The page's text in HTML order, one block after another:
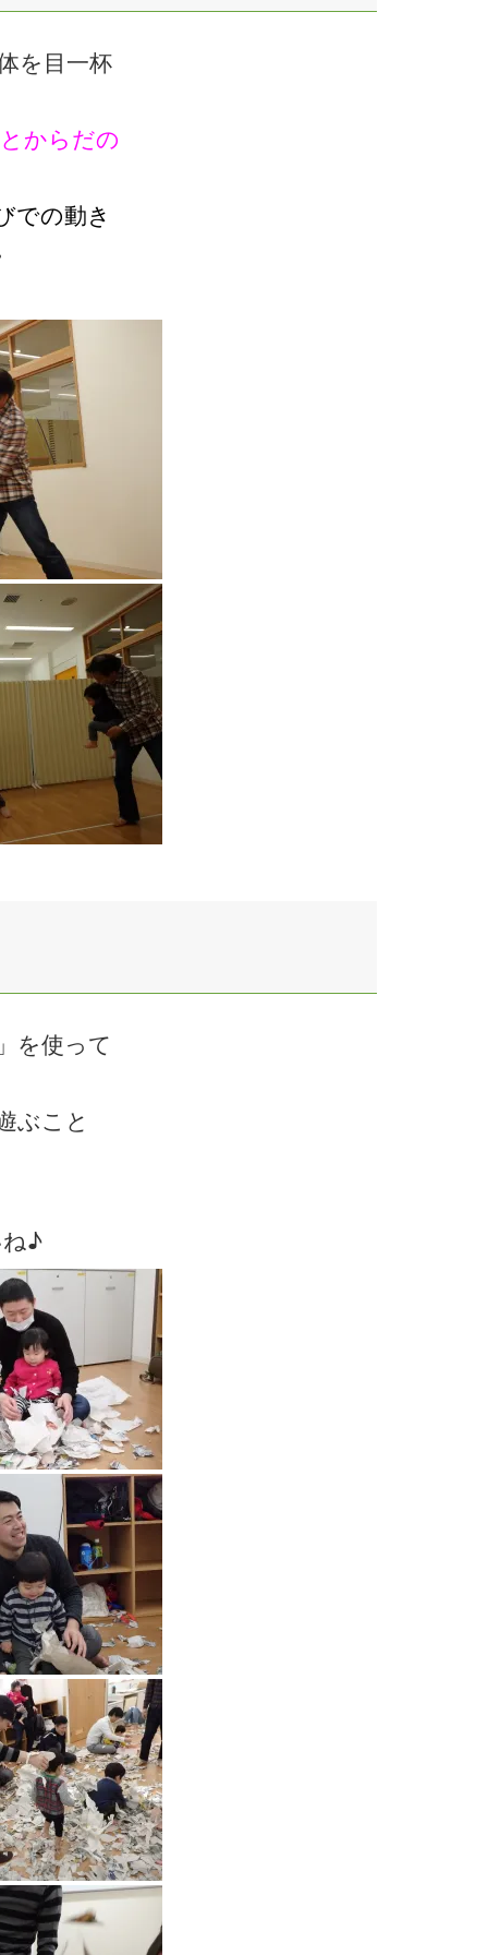
を目一杯
からだの
での動き
を使って
ぶこと
♪